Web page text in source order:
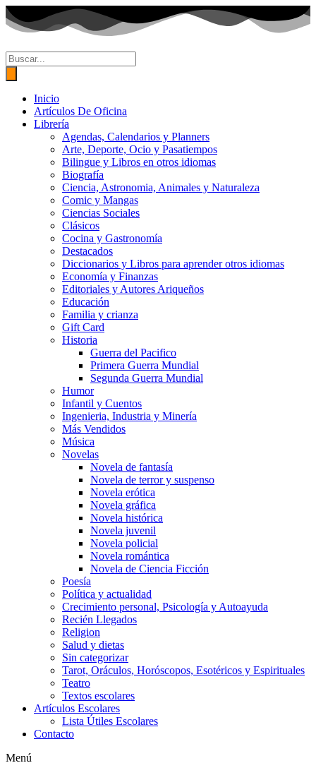
Ir
al
contenido
Búsqueda
de
productos
Inicio
Artículos De Oficina
Librería
Agendas, Calendarios y Planners
Arte, Deporte, Ocio y Pasatiempos
Bilingue y Libros en otros idiomas
Biografía
Ciencia, Astronomia, Animales y Naturaleza
Comic y Mangas
Ciencias Sociales
Clásicos
Cocina y Gastronomía
Destacados
Diccionarios y Libros para aprender otros idiomas
Economía y Finanzas
Editoriales y Autores Ariqueños
Educación
Familia y crianza
Gift Card
Historia
Guerra del Pacifico
Primera Guerra Mundial
Segunda Guerra Mundial
Humor
Infantil y Cuentos
Ingenieria, Industria y Minería
Más Vendidos
Música
Novelas
Novela de fantasía
Novela de terror y suspenso
Novela erótica
Novela gráfica
Novela histórica
Novela juvenil
Novela policial
Novela romántica
Novela de Ciencia Ficción
Poesía
Política y actualidad
Crecimiento personal, Psicología y Autoayuda
Recién Llegados
Religion
Salud y dietas
Sin categorizar
Tarot, Oráculos, Horóscopos, Esotéricos y Espirituales
Teatro
Textos escolares
Artículos Escolares
Lista Útiles Escolares
Contacto
Menú